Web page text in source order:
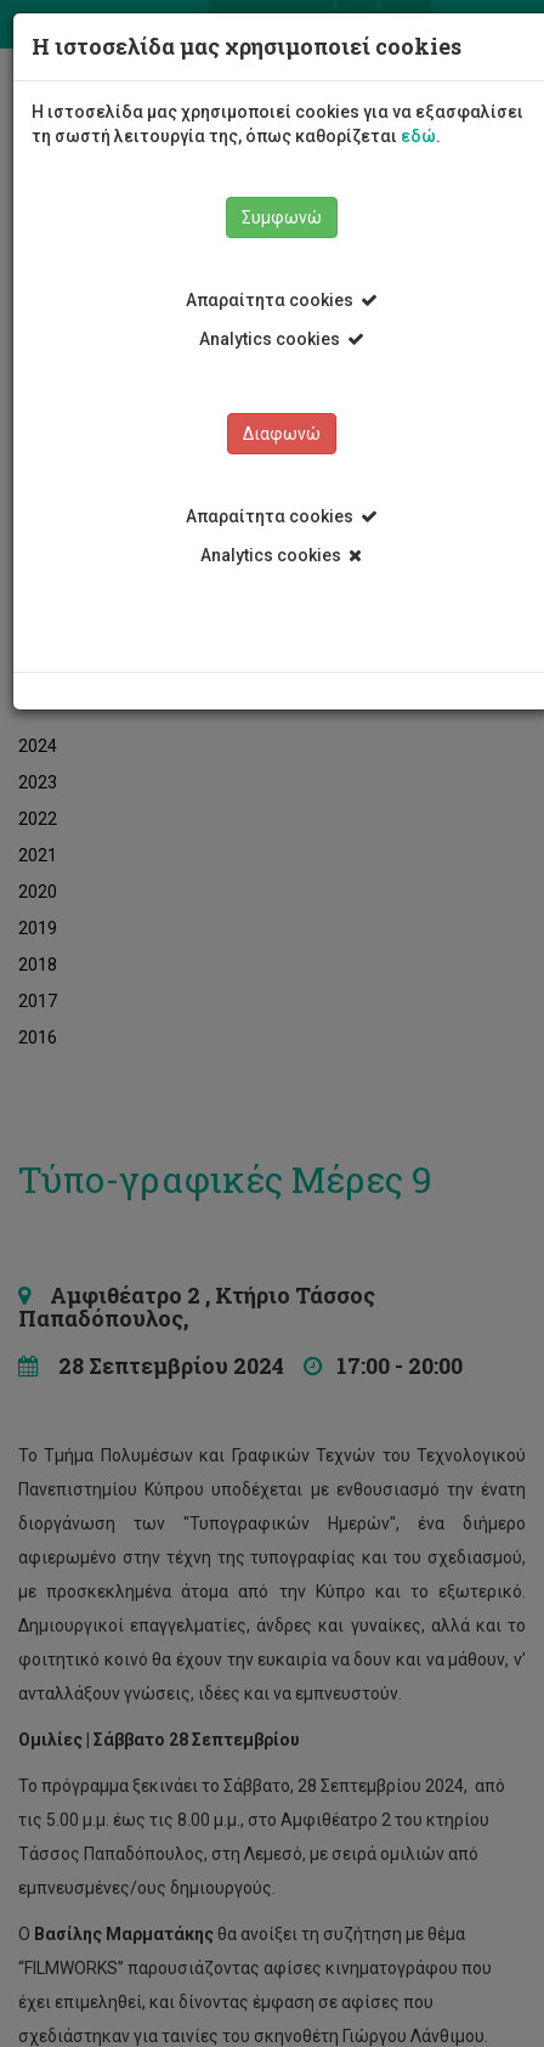
2024
2023
2022
2021
2020
2019
2018
2017
2016
Τύπο-γραφικές Μέρες 9
Αμφιθέατρο 2 , Κτήριο Τάσσος
Παπαδόπουλος,
28 Σεπτεμβρίου 2024
17:00 - 20:00
Το Τμήμα Πολυμέσων και Γραφικών Τεχνών του Τεχνολογικού
Πανεπιστημίου Κύπρου υποδέχεται με ενθουσιασμό την ένατη
διοργάνωση των "Τυπογραφικών Ημερών", ένα διήμερο
αφιερωμένο στην τέχνη της τυπογραφίας και του σχεδιασμού,
με προσκεκλημένα άτομα από την Κύπρο και το εξωτερικό.
Δημιουργικοί επαγγελματίες, άνδρες και γυναίκες, αλλά και το
φοιτητικό κοινό θα έχουν την ευκαιρία να δουν και να μάθουν, ν’
ανταλλάξουν γνώσεις, ιδέες και να εμπνευστούν.
Ομιλίες | Σάββατο 28 Σεπτεμβρίου
Το πρόγραμμα ξεκινάει το Σάββατο, 28 Σεπτεμβρίου 2024, από
τις 5.00 μ.μ. έως τις 8.00 μ.μ., στο Αμφιθέατρο 2 του κτηρίου
Τάσσος Παπαδόπουλος, στη Λεμεσό, με σειρά ομιλιών από
εμπνευσμένες/ους δημιουργούς.
Ο Βασίλης Μαρματάκης θα ανοίξει τη συζήτηση με θέμα
“FILMWORKS” παρουσιάζοντας αφίσες κινηματογράφου που
έχει επιμεληθεί, και δίνοντας έμφαση σε αφίσες που
σχεδιάστηκαν για ταινίες του σκηνοθέτη Γιώργου Λάνθιμου.
Η ιστοσελίδα μας χρησιμοποιεί cookies
Η ιστοσελίδα μας χρησιμοποιεί cookies για να εξασφαλίσει
τη σωστή λειτουργία της, όπως καθορίζεται εδώ.
Συμφωνώ
Απαραίτητα cookies
Analytics cookies
Διαφωνώ
Απαραίτητα cookies
Analytics cookies